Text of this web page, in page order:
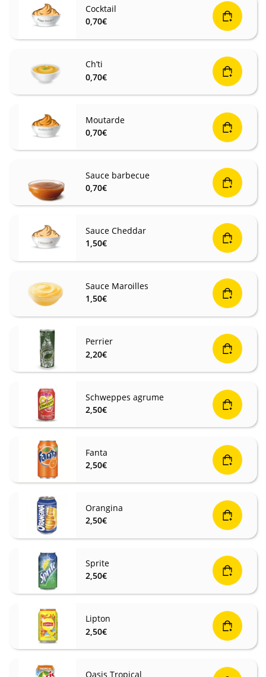
Cocktail
0,70€
Ch’ti
0,70€
Moutarde
0,70€
Sauce barbecue
0,70€
Sauce Cheddar
1,50€
Sauce Maroilles
1,50€
Perrier
2,20€
Schweppes agrume
2,50€
Fanta
2,50€
Orangina
2,50€
Sprite
2,50€
Lipton
2,50€
Oasis Tropical